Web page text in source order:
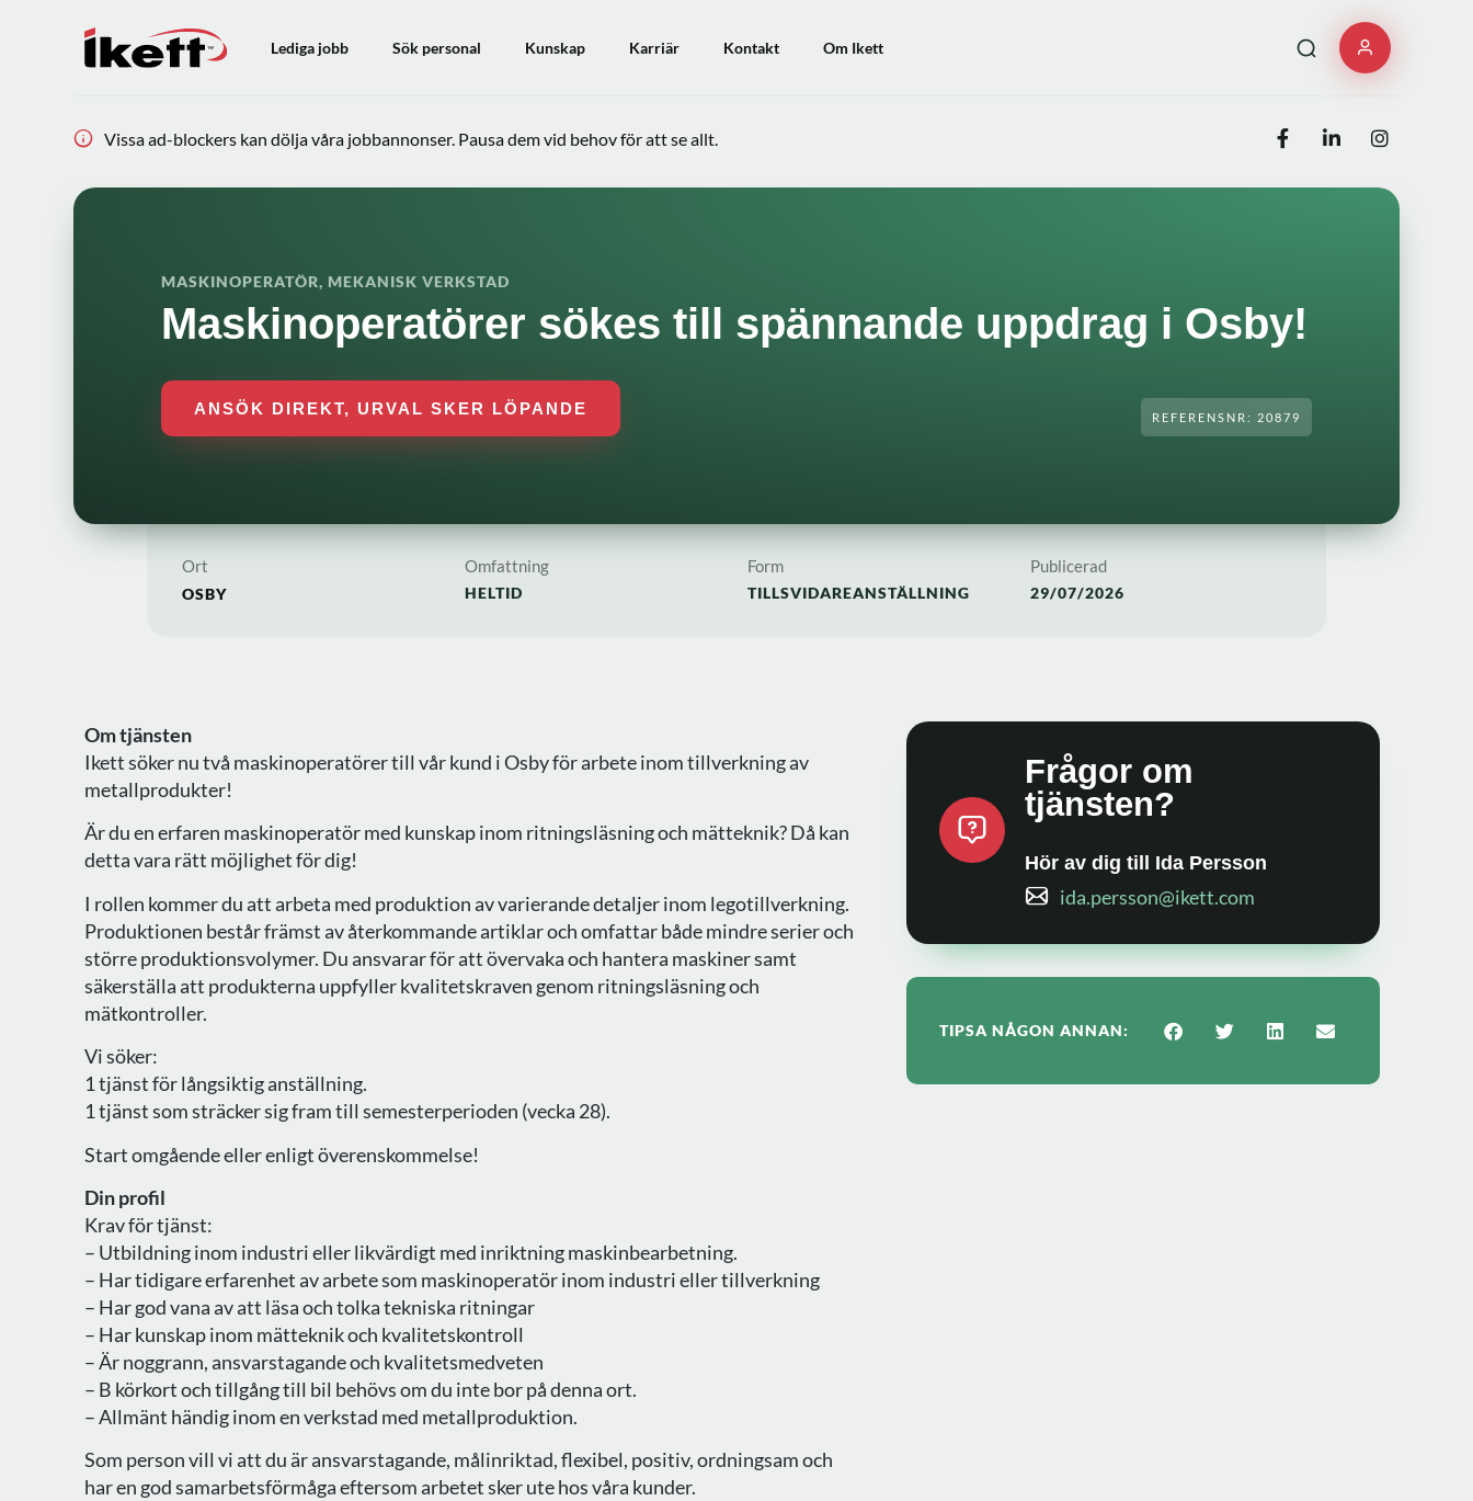
Lediga jobb Sök personal Kunskap Karriär Kontakt Om Ikett
Vissa ad-blockers kan dölja våra jobbannonser. Pausa dem vid behov för att se allt.
MASKINOPERATÖR, MEKANISK VERKSTAD
Maskinoperatörer sökes till spännande uppdrag i Osby!
ANSÖK DIREKT, URVAL SKER LÖPANDE REFERENSNR: 20879
Ort
OSBY
Omfattning
HELTID
Form
TILLSVIDAREANSTÄLLNING
Publicerad
29/07/2026
Om tjänsten
Ikett söker nu två maskinoperatörer till vår kund i Osby för arbete inom tillverkning av
metallprodukter!
Är du en erfaren maskinoperatör med kunskap inom ritningsläsning och mätteknik? Då kan
detta vara rätt möjlighet för dig!
I rollen kommer du att arbeta med produktion av varierande detaljer inom legotillverkning.
Produktionen består främst av återkommande artiklar och omfattar både mindre serier och
större produktionsvolymer. Du ansvarar för att övervaka och hantera maskiner samt
säkerställa att produkterna uppfyller kvalitetskraven genom ritningsläsning och
mätkontroller.
Vi söker:
1 tjänst för långsiktig anställning.
1 tjänst som sträcker sig fram till semesterperioden (vecka 28).
Start omgående eller enligt överenskommelse!
Din profil
Krav för tjänst:
– Utbildning inom industri eller likvärdigt med inriktning maskinbearbetning.
– Har tidigare erfarenhet av arbete som maskinoperatör inom industri eller tillverkning
– Har god vana av att läsa och tolka tekniska ritningar
– Har kunskap inom mätteknik och kvalitetskontroll
– Är noggrann, ansvarstagande och kvalitetsmedveten
– B körkort och tillgång till bil behövs om du inte bor på denna ort.
– Allmänt händig inom en verkstad med metallproduktion.
Som person vill vi att du är ansvarstagande, målinriktad, flexibel, positiv, ordningsam och
har en god samarbetsförmåga eftersom arbetet sker ute hos våra kunder.
Frågor om
tjänsten?
Hör av dig till Ida Persson
ida.persson@ikett.com
TIPSA NÅGON ANNAN: